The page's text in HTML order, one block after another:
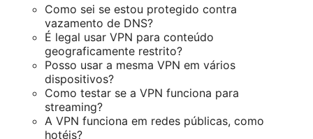
Como sei se estou protegido contra
vazamento de DNS?
É legal usar VPN para conteúdo
geograficamente restrito?
Posso usar a mesma VPN em vários
dispositivos?
Como testar se a VPN funciona para
streaming?
A VPN funciona em redes públicas, como
hotéis?